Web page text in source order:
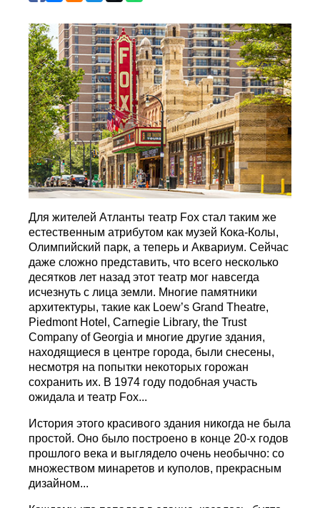
Для жителей Атланты театр Fox стал таким же
естественным атрибутом как музей Кока-Колы,
Олимпийский парк, а теперь и Аквариум. Сейчас
даже сложно представить, что всего несколько
десятков лет назад этот театр мог навсегда
исчезнуть с лица земли. Многие памятники
архитектуры, такие как Loew’s Grand Theatre,
Piedmont Hotel, Carnegie Library, the Trust
Company of Georgia и многие другие здания,
находящиеся в центре города, были снесены,
несмотря на попытки некоторых горожан
сохранить их. В 1974 году подобная участь
ожидала и театр Fox...
История этого красивого здания никогда не была
простой. Оно было построено в конце 20-х годов
прошлого века и выглядело очень необычно: со
множеством минаретов и куполов, прекрасным
дизайном...